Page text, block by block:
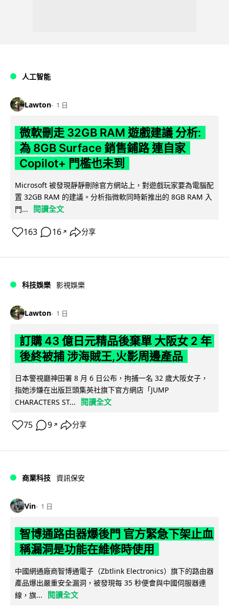
人工智能
Lawton 1 日
微軟刪走 32GB RAM 遊戲建議 分析:
為 8GB Surface 銷售鋪路 連自家
Copilot+ 門檻也未到
Microsoft 被發現靜靜刪除官方網站上，對遊戲玩家要為電腦配
置 32GB RAM 的建議。分析指微軟同時新推出的 8GB RAM 入
門...
閱讀全文
163 16 ↗ 分享
科技娛樂 影視娛樂
Lawton 1 日
訂購 43 億日元精品後棄單 大阪女 2 年
後終被捕 涉海賊王,火影周邊產品
日本警視廳神田署 8 月 6 日公布，拘捕一名 32 歲大阪女子，
指她涉嫌在出版巨頭集英社旗下官方網店「JUMP
CHARACTERS ST...
閱讀全文
75 9 ↗ 分享
商業科技 資訊保安
Vin 1 日
智博通路由器爆後門 官方緊急下架止血
稱漏洞是功能在維修時使用
中國網通廠商智博通電子（Zbtlink Electronics）旗下的路由器
產品爆出嚴重安全漏洞，被發現每 35 秒便會與中國伺服器連
線，旗...
閱讀全文